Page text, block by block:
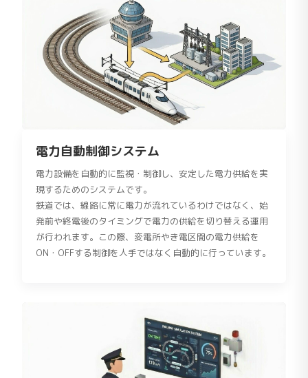
電力自動制御システム
電力設備を自動的に監視・制御し、安定した電力供給を実
現するためのシステムです。
鉄道では、線路に常に電力が流れているわけではなく、始
発前や終電後のタイミングで電力の供給を切り替える運用
が行われます。この際、変電所やき電区間の電力供給を
ON・OFFする制御を人手ではなく自動的に行っています。